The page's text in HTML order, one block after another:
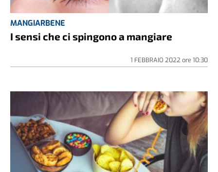
MANGIARBENE
I sensi che ci spingono a mangiare
1 FEBBRAIO 2022 ore 10:30